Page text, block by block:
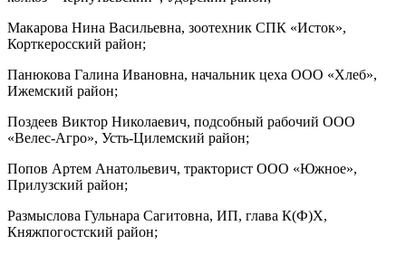
Макарова Нина Васильевна, зоотехник СПК «Исток»,
Корткеросский район;
Панюкова Галина Ивановна, начальник цеха ООО «Хлеб»,
Ижемский район;
Поздеев Виктор Николаевич, подсобный рабочий ООО
«Велес-Агро», Усть-Цилемский район;
Попов Артем Анатольевич, тракторист ООО «Южное»,
Прилузский район;
Размыслова Гульнара Сагитовна, ИП, глава К(Ф)Х,
Княжпогостский район;